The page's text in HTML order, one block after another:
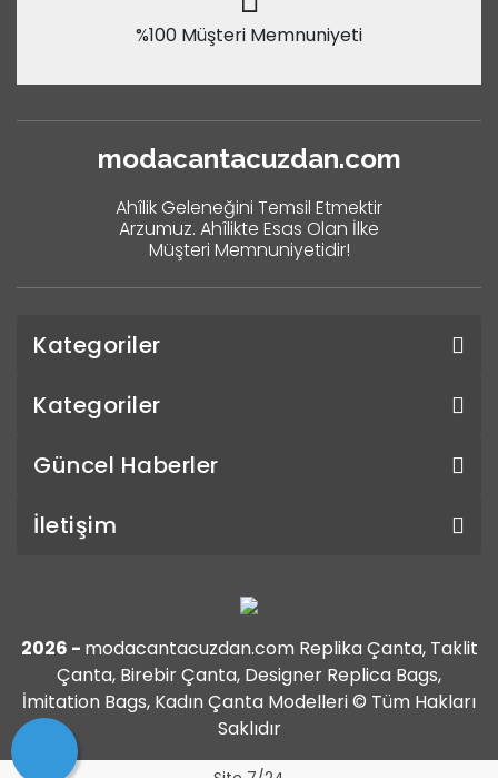
%100 Müşteri Memnuniyeti
modacantacuzdan.com
Ahîlik Geleneğini Temsil Etmektir
Arzumuz. Ahîlikte Esas Olan İlke
Müşteri Memnuniyetidir!
Kategoriler
Kategoriler
Güncel Haberler
İletişim
2026 - modacantacuzdan.com Replika Çanta, Taklit
Çanta, Birebir Çanta, Designer Replica Bags,
İmitation Bags, Kadın Çanta Modelleri © Tüm Hakları
Saklıdır